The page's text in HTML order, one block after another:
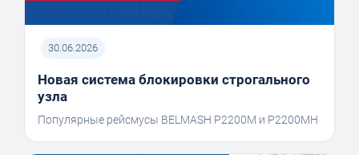
30.06.2026
Новая система блокировки строгального
узла
Популярные рейсмусы BELMASH P2200M и P2200MH